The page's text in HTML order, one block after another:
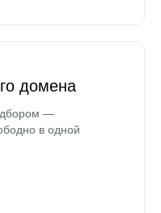
домена
—
в одной